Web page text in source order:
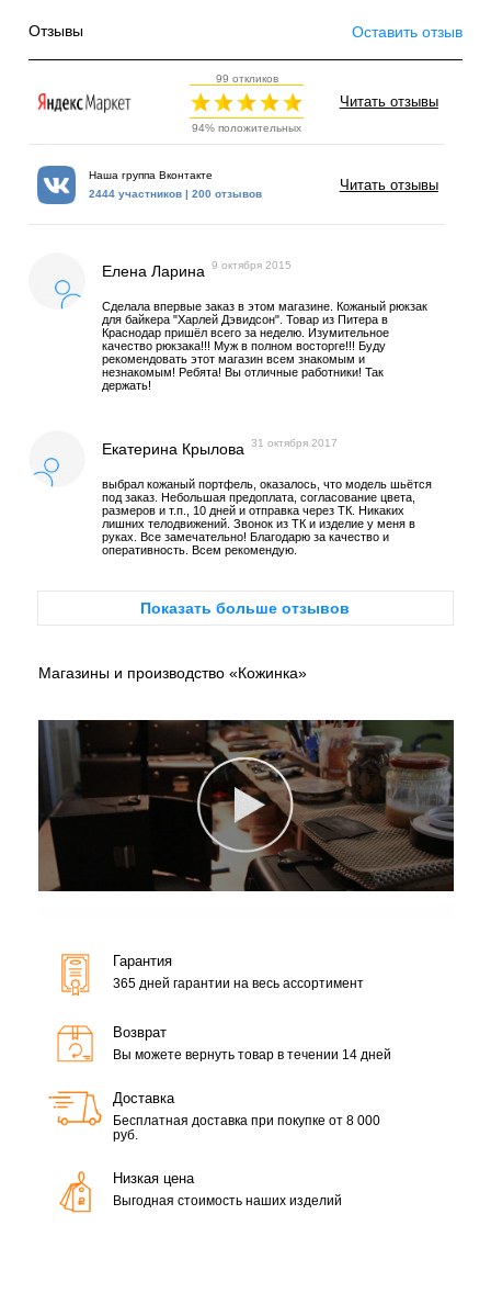
Отзывы Оставить отзыв
99 откликов
94% положительных
Читать отзывы
Наша группа Вконтакте
2444 участников | 200 отзывов
Читать отзывы
Елена Ларина 9 октября 2015
Сделала впервые заказ в этом магазине. Кожаный рюкзак
для байкера "Харлей Дэвидсон". Товар из Питера в
Краснодар пришёл всего за неделю. Изумительное
качество рюкзака!!! Муж в полном восторге!!! Буду
рекомендовать этот магазин всем знакомым и
незнакомым! Ребята! Вы отличные работники! Так
держать!
Екатерина Крылова 31 октября 2017
выбрал кожаный портфель, оказалось, что модель шьётся
под заказ. Небольшая предоплата, согласование цвета,
размеров и т.п., 10 дней и отправка через ТК. Никаких
лишних телодвижений. Звонок из ТК и изделие у меня в
руках. Все замечательно! Благодарю за качество и
оперативность. Всем рекомендую.
Показать больше отзывов
Магазины и производство «Кожинка»
Гарантия
365 дней гарантии на весь ассортимент
Возврат
Вы можете вернуть товар в течении 14 дней
Доставка
Бесплатная доставка при покупке от 8 000
руб.
Низкая цена
Выгодная стоимость наших изделий